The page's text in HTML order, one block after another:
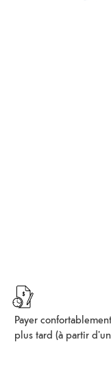
Payer
plus tard (à partir